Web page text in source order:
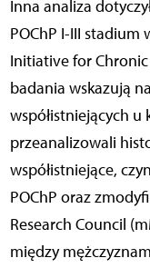
Inna analiza
POChP I-III stadium
Initiative for
badania wskazują
współistniejących
przeanalizowali
współistniejące,
POChP oraz
Research Council
między